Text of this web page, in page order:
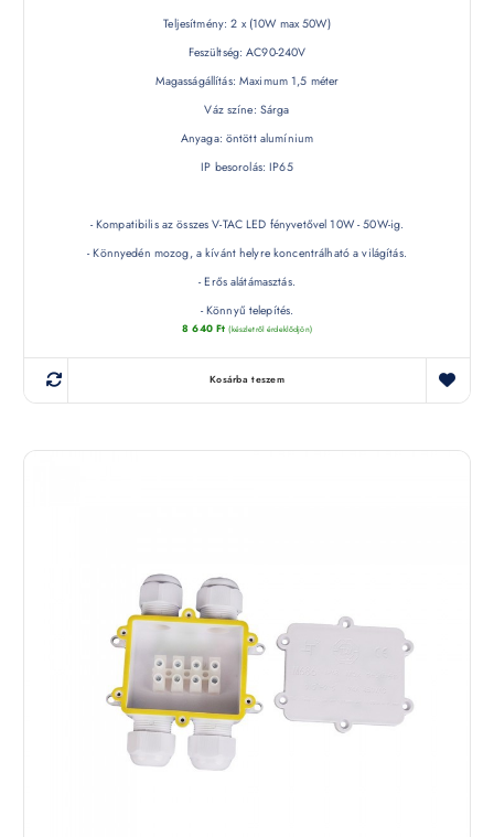
Teljesítmény: 2 x (10W max 50W)
Feszültség: AC90-240V
Magasságállítás: Maximum 1,5 méter
Váz színe: Sárga
Anyaga: öntött alumínium
IP besorolás: IP65
- Kompatibilis az összes V-TAC LED fényvetővel 10W - 50W-ig.
- Könnyedén mozog, a kívánt helyre koncentrálható a világítás.
- Erős alátámasztás.
- Könnyű telepítés.
8 640 Ft (készletről érdeklődjön)
Kosárba teszem